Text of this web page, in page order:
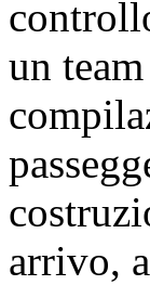
un
arrivo,